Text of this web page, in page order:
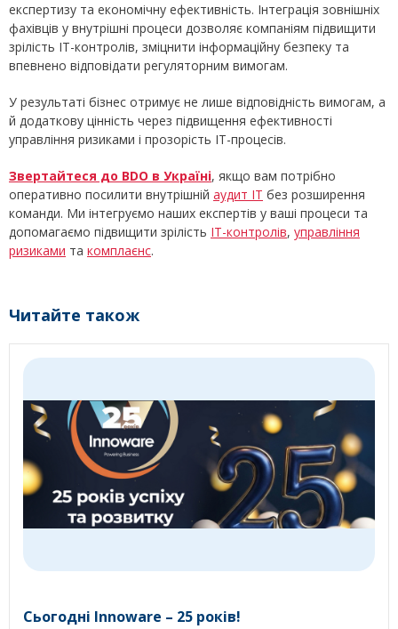
експертизу та економічну ефективність. Інтеграція зовнішніх
фахівців у внутрішні процеси дозволяє компаніям підвищити
зрілість ІТ-контролів, зміцнити інформаційну безпеку та
впевнено відповідати регуляторним вимогам.
У результаті бізнес отримує не лише відповідність вимогам, а
й додаткову цінність через підвищення ефективності
управління ризиками і прозорість ІТ-процесів.
Звертайтеся до BDO в Україні, якщо вам потрібно
оперативно посилити внутрішній аудит ІТ без розширення
команди. Ми інтегруємо наших експертів у ваші процеси та
допомагаємо підвищити зрілість ІТ-контролів, управління
ризиками та комплаєнс.
Читайте також
Сьогодні Innoware – 25 років!